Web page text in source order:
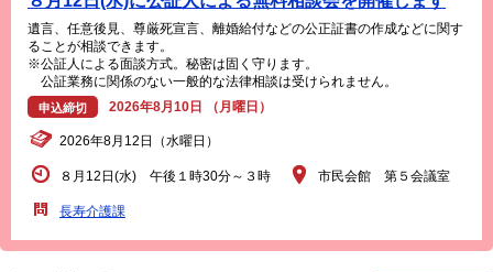
遺言、任意後見、尊厳死宣言、離婚給付などの公正証書の作成などに関す
ることが相談できます。
※公証人による面談方式。秘密は固く守ります。
公証業務に関係のない一般的な法律相談は受けられません。
申込締切 2026年8月10日 （月曜日）
2026年8月12日（水曜日）
８月12日(水) 午後１時30分～３時 市民会館 第５会議室
長寿介護課